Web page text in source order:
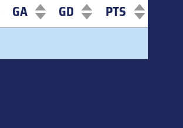
GA GD
PTS